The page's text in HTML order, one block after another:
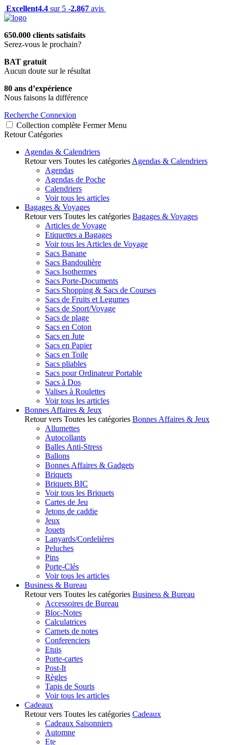
Excellent4.4 sur 5 -2.867 avis
650.000 clients satisfaits
Serez-vous le prochain?
BAT gratuit
Aucun doute sur le résultat
80 ans d’expérience
Nous faisons la différence
Recherche Connexion
Collection complète Fermer Menu
Retour Catégories
Agendas & Calendriers
Retour vers Toutes les catégories Agendas & Calendriers
Agendas
Agendas de Poche
Calendriers
Voir tous les articles
Bagages & Voyages
Retour vers Toutes les catégories Bagages & Voyages
Articles de Voyage
Etiquettes a Bagages
Voir tous les Articles de Voyage
Sacs Banane
Sacs Bandoulière
Sacs Isothermes
Sacs Porte-Documents
Sacs Shopping & Sacs de Courses
Sacs de Fruits et Legumes
Sacs de Sport/Voyage
Sacs de plage
Sacs en Coton
Sacs en Jute
Sacs en Papier
Sacs en Toile
Sacs pliables
Sacs pour Ordinateur Portable
Sacs à Dos
Valises à Roulettes
Voir tous les articles
Bonnes Affaires & Jeux
Retour vers Toutes les catégories Bonnes Affaires & Jeux
Allumettes
Autocollants
Balles Anti-Stress
Ballons
Bonnes Affaires & Gadgets
Briquets
Briquets BIC
Voir tous les Briquets
Cartes de Jeu
Jetons de caddie
Jeux
Jouets
Lanyards/Cordelières
Peluches
Pins
Porte-Clés
Voir tous les articles
Business & Bureau
Retour vers Toutes les catégories Business & Bureau
Accessoires de Bureau
Bloc-Notes
Calculatrices
Carnets de notes
Conferenciers
Etuis
Porte-cartes
Post-It
Règles
Tapis de Souris
Voir tous les articles
Cadeaux
Retour vers Toutes les catégories Cadeaux
Cadeaux Saisonniers
Automne
Ete